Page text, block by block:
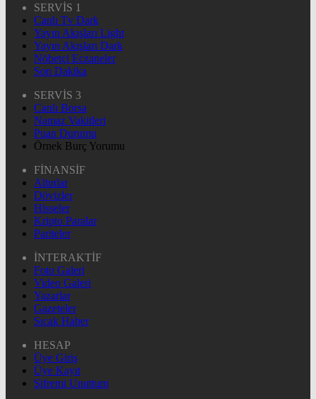
SERVİS 1
Canlı Tv Dark
Yayın Akışları Light
Yayın Akışları Dark
Nöbetçi Eczaneler
Son Dakika
SERVİS 3
Canlı Borsa
Namaz Vakitleri
Puan Durumu
Örnek Burç Yorumu
FİNANSİF
Altınlar
Dövizler
Hisseler
Kripto Paralar
Pariteler
İNTERAKTİF
Foto Galeri
Video Galeri
Yazarlar
Gazeteler
Sıcak Haber
HESAP
Üye Giriş
Üye Kayıt
Şifremi Unuttum